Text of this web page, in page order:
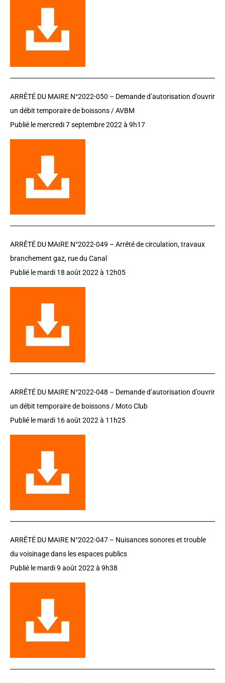
ARRÊTÉ DU MAIRE N°2022-050 – Demande d’autorisation d’ouvrir
un débit temporaire de boissons / AVBM
Publié le mercredi 7 septembre 2022 à 9h17
ARRÊTÉ DU MAIRE N°2022-049 – Arrêté de circulation, travaux
branchement gaz, rue du Canal
Publié le mardi 18 août 2022 à 12h05
ARRÊTÉ DU MAIRE N°2022-048 – Demande d’autorisation d’ouvrir
un débit temporaire de boissons / Moto Club
Publié le mardi 16 août 2022 à 11h25
ARRÊTÉ DU MAIRE N°2022-047 – Nuisances sonores et trouble
du voisinage dans les espaces publics
Publié le mardi 9 août 2022 à 9h38